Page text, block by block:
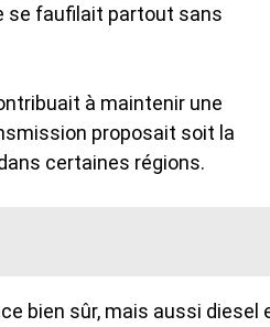
se faufilait partout sans
à maintenir une
proposait soit la
certaines régions.
bien sûr, mais aussi diesel